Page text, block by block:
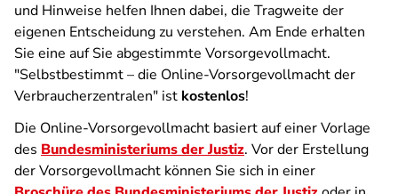
und Hinweise helfen Ihnen dabei, die Tragweite der
eigenen Entscheidung zu verstehen. Am Ende erhalten
Sie eine auf Sie abgestimmte Vorsorgevollmacht.
"Selbstbestimmt – die Online-Vorsorgevollmacht der
Verbraucherzentralen" ist kostenlos!
Die Online-Vorsorgevollmacht basiert auf einer Vorlage
des Bundesministeriums der Justiz. Vor der Erstellung
der Vorsorgevollmacht können Sie sich in einer